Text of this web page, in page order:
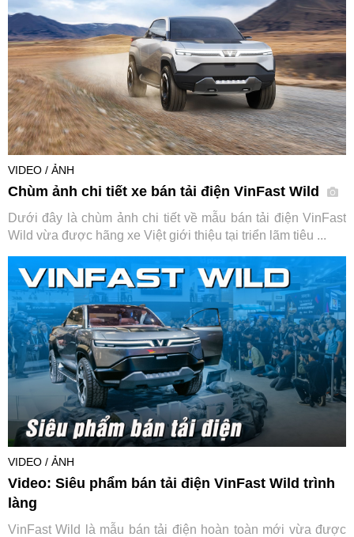
VIDEO / ẢNH
Chùm ảnh chi tiết xe bán tải điện VinFast Wild
Dưới đây là chùm ảnh chi tiết về mẫu bán tải điện VinFast
Wild vừa được hãng xe Việt giới thiệu tại triển lãm tiêu ...
VIDEO / ẢNH
Video: Siêu phẩm bán tải điện VinFast Wild trình
làng
VinFast Wild là mẫu bán tải điện hoàn toàn mới vừa được